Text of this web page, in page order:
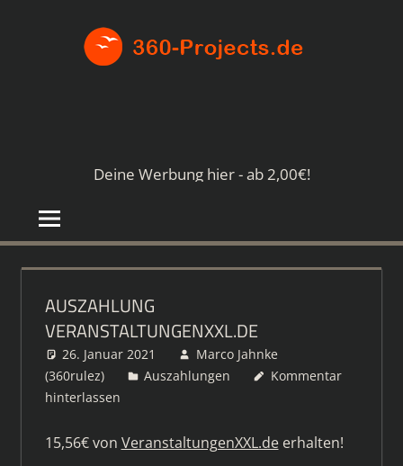
Deine Werbung hier - ab 2,00€!
AUSZAHLUNG
VERANSTALTUNGENXXL.DE
26. Januar 2021
Marco Jahnke
(360rulez)
Auszahlungen
Kommentar
hinterlassen
15,56€ von VeranstaltungenXXL.deerhalten!